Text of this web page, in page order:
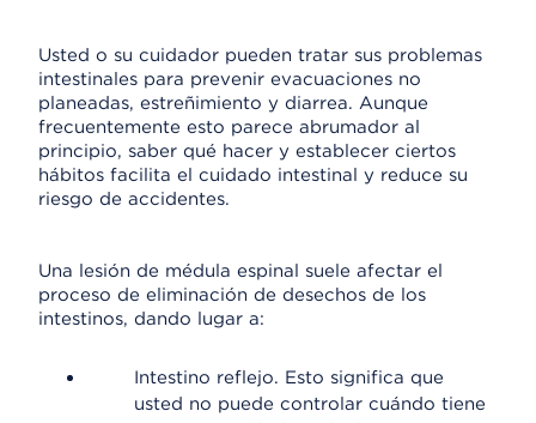
Usted o su cuidador pueden tratar sus problemas
intestinales para prevenir evacuaciones no
planeadas, estreñimiento y diarrea. Aunque
frecuentemente esto parece abrumador al
principio, saber qué hacer y establecer ciertos
hábitos facilita el cuidado intestinal y reduce su
riesgo de accidentes.
Una lesión de médula espinal suele afectar el
proceso de eliminación de desechos de los
intestinos, dando lugar a:
Intestino reflejo. Esto significa que
usted no puede controlar cuándo tiene